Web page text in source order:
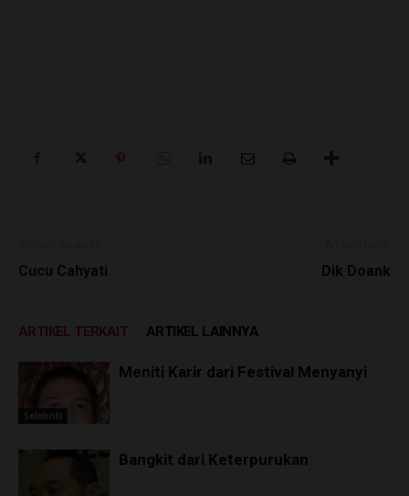
Cucu Cahyati Dik Doank
ARTIKEL TERKAIT ARTIKEL LAINNYA
Selebriti
Meniti Karir dari Festival Menyanyi
Bangkit dari Keterpurukan